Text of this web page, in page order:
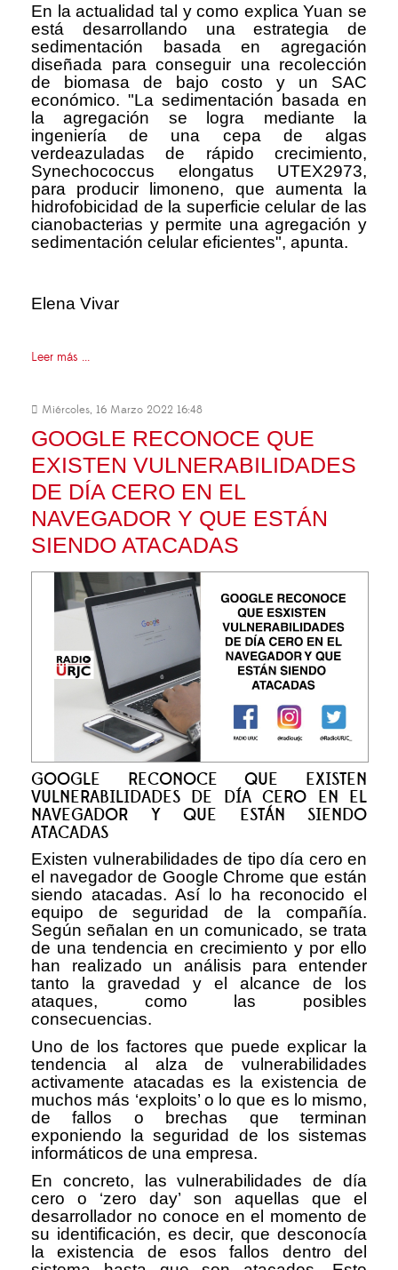
En la actualidad tal y como explica Yuan se
está desarrollando una estrategia de
sedimentación basada en agregación
diseñada para conseguir una recolección
de biomasa de bajo costo y un SAC
económico. "La sedimentación basada en
la agregación se logra mediante la
ingeniería de una cepa de algas
verdeazuladas de rápido crecimiento,
Synechococcus elongatus UTEX2973,
para producir limoneno, que aumenta la
hidrofobicidad de la superficie celular de las
cianobacterias y permite una agregación y
sedimentación celular eficientes", apunta.
Elena Vivar
Leer más ...
Miércoles, 16 Marzo 2022 16:48
GOOGLE RECONOCE QUE
EXISTEN VULNERABILIDADES
DE DÍA CERO EN EL
NAVEGADOR Y QUE ESTÁN
SIENDO ATACADAS
GOOGLE RECONOCE QUE EXISTEN
VULNERABILIDADES DE DÍA CERO EN EL
NAVEGADOR Y QUE ESTÁN SIENDO
ATACADAS
Existen vulnerabilidades de tipo día cero en
el navegador de Google Chrome que están
siendo atacadas. Así lo ha reconocido el
equipo de seguridad de la compañía.
Según señalan en un comunicado, se trata
de una tendencia en crecimiento y por ello
han realizado un análisis para entender
tanto la gravedad y el alcance de los
ataques, como las posibles
consecuencias.
Uno de los factores que puede explicar la
tendencia al alza de vulnerabilidades
activamente atacadas es la existencia de
muchos más ‘exploits’ o lo que es lo mismo,
de fallos o brechas que terminan
exponiendo la seguridad de los sistemas
informáticos de una empresa.
En concreto, las vulnerabilidades de día
cero o ‘zero day’ son aquellas que el
desarrollador no conoce en el momento de
su identificación, es decir, que desconocía
la existencia de esos fallos dentro del